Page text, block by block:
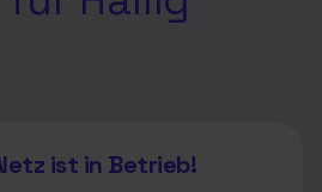
ist in Betrieb!